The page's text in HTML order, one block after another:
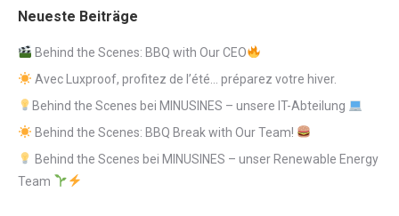
Neueste Beiträge
Behind the Scenes: BBQ with Our CEO
Avec Luxproof, profitez de l’été… préparez votre hiver.
Behind the Scenes bei MINUSINES – unsere IT-Abteilung
Behind the Scenes: BBQ Break with Our Team!
Behind the Scenes bei MINUSINES – unser Renewable Energy
Team